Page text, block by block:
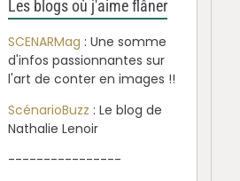
Les blogs où j'aime flâner
SCENARMag : Une somme
d'infos passionnantes sur
l'art de conter en images !!
ScénarioBuzz : Le blog de
Nathalie Lenoir
----------------